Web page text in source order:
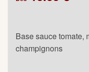
Base sauce tomate,
champignons